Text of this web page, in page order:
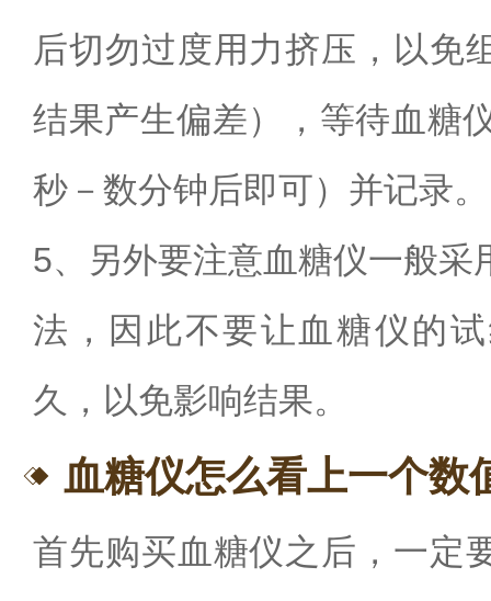
后切勿过度用力挤压，以免
结果产生偏差），等待血糖
秒－数分钟后即可）并记录。
5、另外要注意血糖仪一般采
法，因此不要让血糖仪的
久，以免影响结果。
血糖仪怎么看上一个数
首先购买血糖仪之后，一定